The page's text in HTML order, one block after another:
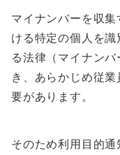
マイナンバーを収
ける特定の個人を
る法律（マイナン
き、あらかじめ従
要があります。
そのため利用目的